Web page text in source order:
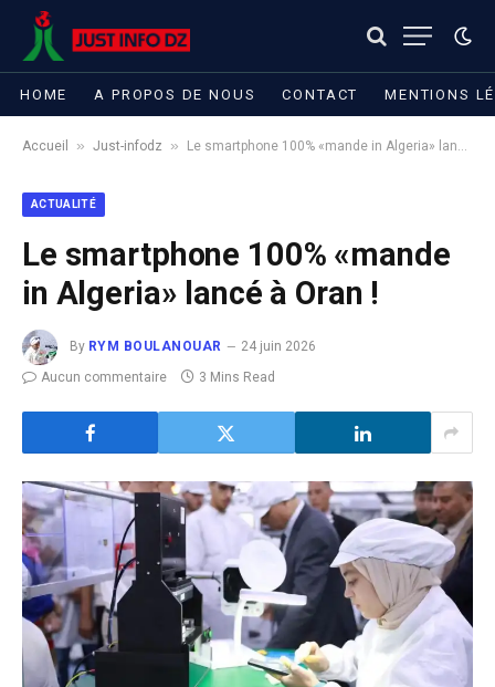
HOME A PROPOS DE NOUS CONTACT MENTIONS
Accueil » Just-infodz » Le smartphone 100% «mande in Algeria» lancé à Oran !
ACTUALITÉ
Le smartphone 100% «mande
in Algeria» lancé à Oran !
By RYM BOULANOUAR
24 juin 2026
Aucun commentaire
3 Mins Read